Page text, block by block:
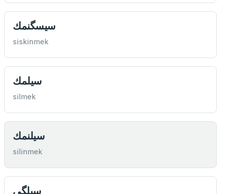
سيسگنمك
siskinmek
سيلمك
silmek
سيلنمك
silinmek
سيلگی